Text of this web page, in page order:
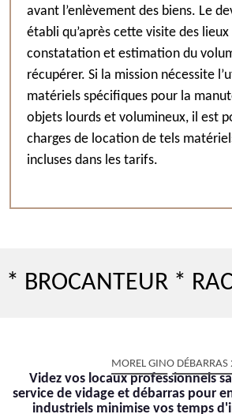
avant l’enlèvement des biens. Le
établi qu’après cette visite des
constatation et estimation du
récupérer. Si la mission nécessite
matériels spécifiques pour la
objets lourds et volumineux, il est
charges de location de tels
incluses dans les tarifs.
* RACHAT
MOREL GINO DÉBARRAS
Videz vos locaux professionnels
service de vidage et débarras pour
industriels minimise vos temps